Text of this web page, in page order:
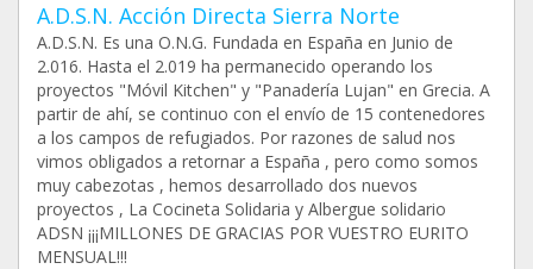
A.D.S.N. Acción Directa Sierra Norte
A.D.S.N. Es una O.N.G. Fundada en España en Junio de
2.016. Hasta el 2.019 ha permanecido operando los
proyectos "Móvil Kitchen" y "Panadería Lujan" en Grecia. A
partir de ahí, se continuo con el envío de 15 contenedores
a los campos de refugiados. Por razones de salud nos
vimos obligados a retornar a España , pero como somos
muy cabezotas , hemos desarrollado dos nuevos
proyectos , La Cocineta Solidaria y Albergue solidario
ADSN ¡¡¡MILLONES DE GRACIAS POR VUESTRO EURITO
MENSUAL!!!